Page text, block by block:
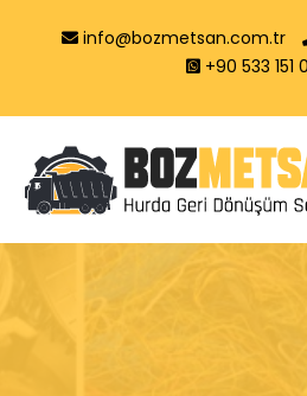
info@bozmetsan.com.tr
+90 533 151